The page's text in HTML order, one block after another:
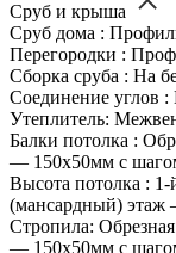
Сруб и крыша
Сруб дома :
Перегородки :
Сборка сруба : На
Соединение углов
Утеплитель:
Балки потолка :
— 150х50мм с
Высота потолка :
(мансардный) этаж
Стропила:
— 150х50мм с